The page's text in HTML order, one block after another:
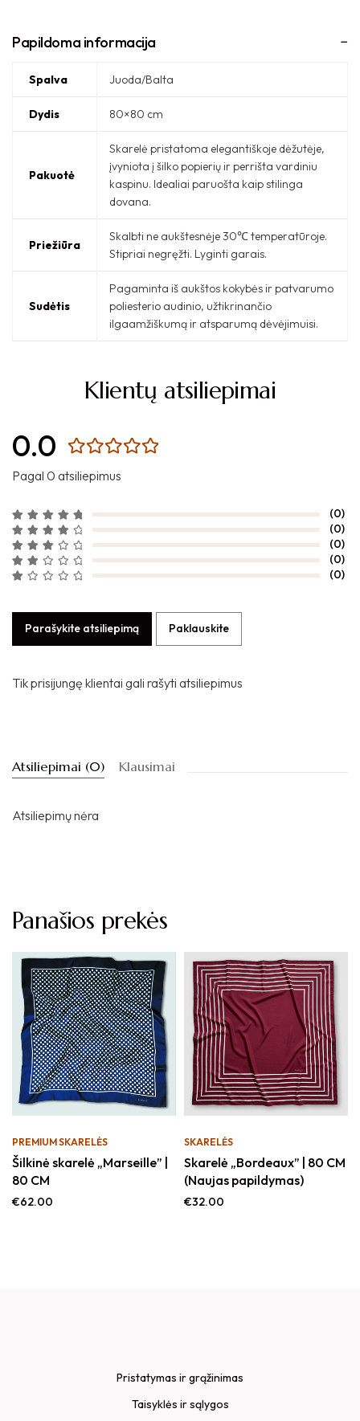
Papildoma informacija
Spalva Juoda/Balta
Dydis 80×80 cm
Pakuotė
Skarelė pristatoma elegantiškoje dėžutėje,
įvyniota į šilko popierių ir perrišta vardiniu
kaspinu. Idealiai paruošta kaip stilinga
dovana.
Priežiūra
Skalbti ne aukštesnėje 30℃ temperatūroje.
Stipriai negręžti. Lyginti garais.
Sudėtis
Pagaminta iš aukštos kokybės ir patvarumo
poliesterio audinio, užtikrinančio
ilgaamžiškumą ir atsparumą dėvėjimuisi.
Klientų atsiliepimai
0.0
Pagal 0 atsiliepimus
(0)
(0)
(0)
(0)
(0)
Parašykite atsiliepimą Paklauskite
Tik prisijungę klientai gali rašyti atsiliepimus
Atsiliepimai (0) Klausimai
Atsiliepimų nėra
Panašios prekės
PREMIUMSKARELĖS
Šilkinė skarelė „Marseille” |
80 CM
€62.00
SKARELĖS
Skarelė „Bordeaux” | 80 CM
(Naujas papildymas)
€32.00
Pristatymas ir grąžinimas
Taisyklės ir sąlygos